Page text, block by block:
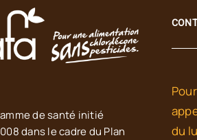
de santé initié
dans le cadre du Plan
du